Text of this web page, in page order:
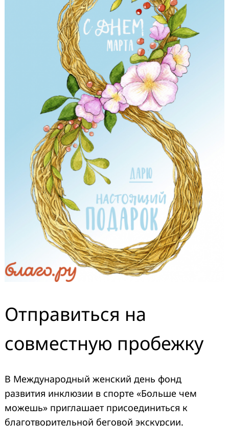
Отправиться на
совместную пробежку
В Международный женский день фонд
развития инклюзии в спорте «Больше чем
можешь» приглашает присоединиться к
благотворительной беговой экскурсии.